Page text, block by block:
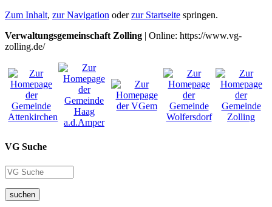
Zum Inhalt, zur Navigation oderzur Startseite springen.
Verwaltungsgemeinschaft Zolling | Online: https://www.vg-
zolling.de/
VG Suche
suchen